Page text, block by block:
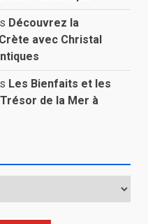
Découvrez la
avec Christal
Les Bienfaits et les
de la Mer à